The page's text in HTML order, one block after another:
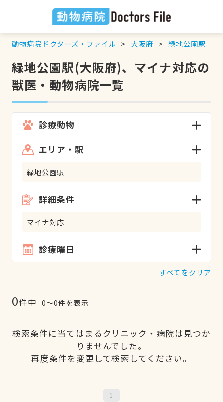
動物病院ドクターズ・ファイル 大阪府 緑地公園駅
緑地公園駅(大阪府)、マイナ対応の
獣医・動物病院一覧
診療動物
エリア・駅
緑地公園駅
詳細条件
マイナ対応
診療曜日
すべてをクリア
0件中 0〜0件を表示
検索条件に当てはまるクリニック・病院は見つか
りませんでした。
再度条件を変更して検索してください。
1